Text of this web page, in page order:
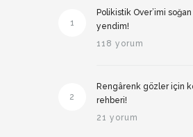
1
Polikistik Over’imi
yendim!
118 yorum
2
Rengârenk gözler için
rehberi!
21 yorum